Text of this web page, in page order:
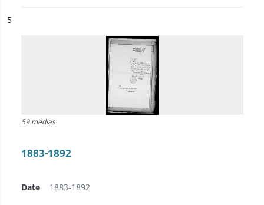
n°
5
59 medias
1883-1892
Date 1883-1892